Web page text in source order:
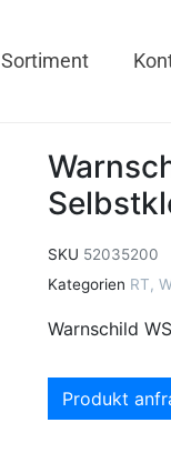
Sortiment
SKU 52035200
Kategorien RT,
Warnschild
Produkt